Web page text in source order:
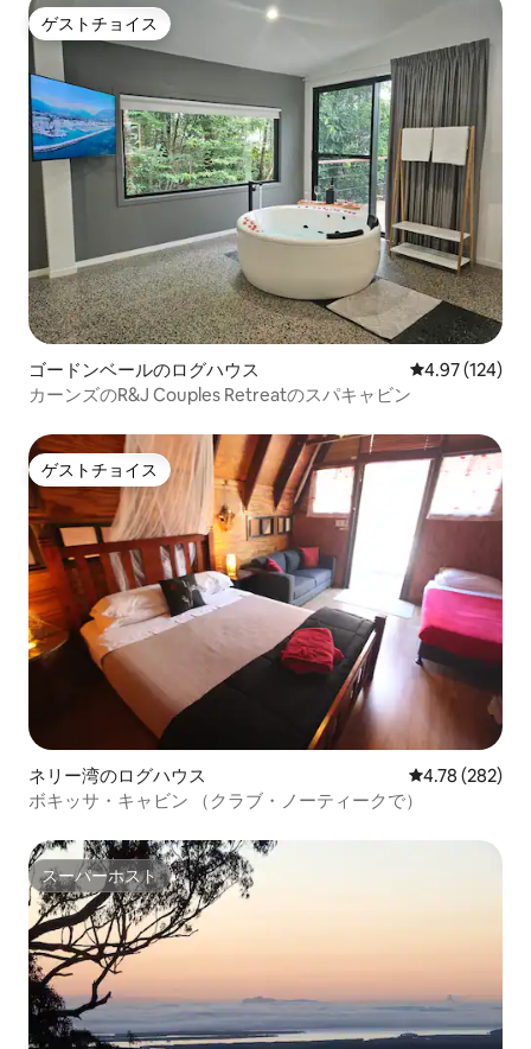
ゲストチョイス
ゲストチョイス
ゴードンベールのログハウス レビュー124
4.97 (124)
カーンズのR&J Couples Retreatのスパキャビン
ゲストチョイス
ゲストチョイス
ネリー湾のログハウス レビュー282
4.78 (282)
ボキッサ・キャビン （クラブ・ノーティークで）
スーパーホスト
スーパーホスト